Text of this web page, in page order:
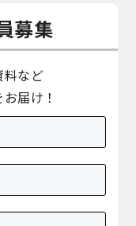
募集
料など
届け！